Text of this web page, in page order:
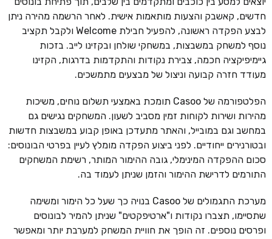
חדשים, קאשבק והצעות מותאמות אישית. לאחר הרשמה מהירה ניתן
לבצע הפקדה ראשונה, להפעיל חבילת Welcome ולקבל תקציב
נוסף למשחק במשבצות, במשחקי שולחן ובקזינו לייב. בזכות
גיימיפיקציה חכמה, צבירת נקודות והתקדמות בדרגות, הקזינו
מעודד חזרה קבועה וניצול של מבצעים מתמשכים.
הפלטפורמה של Casoo תומכת באמצעי תשלום נוחים, משיכות
מהירות ושירות לקוחות זמין מסביב לשעון. המשחקים נגישים גם
במחשב וגם במובייל, והאתר מתעדכן באופן קבוע במשבצות חדשות
ובטורנירים ייחודיים. לפני ביצוע הפקדה מומלץ לעיין בפרטי הבונוסים:
סכום ההפקדה המינימלי, גובה ההימור המותר, רשימת המשחקים
התורמים לדרישת ההימור והזמן שניתן לעמוד בה.
מערכת התגמולים של Casoo בנויה כך שעל כל הימור ומשימה
שתסיימו, תצברו נקודות ו"ארטיפקטים" שניתן להמיר לבונוסים
ופרסים נוספים. זה הופך את חוויית המשחק למערבת יותר ומאפשר